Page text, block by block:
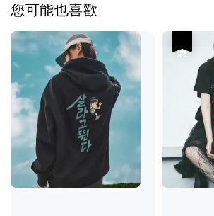
您可能也喜歡